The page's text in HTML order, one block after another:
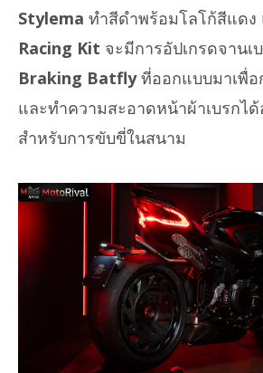
Stylema ทำสีดำพร้อมโลโก้สีแดง
Racing Kit จะมีการอัปเกรดจานเ
Braking Batflyที่ออกแบบมาเพื่อ
และทำความสะอาดหน้าผ้าเบรกได้
สำหรับการขับขี่ในสนาม